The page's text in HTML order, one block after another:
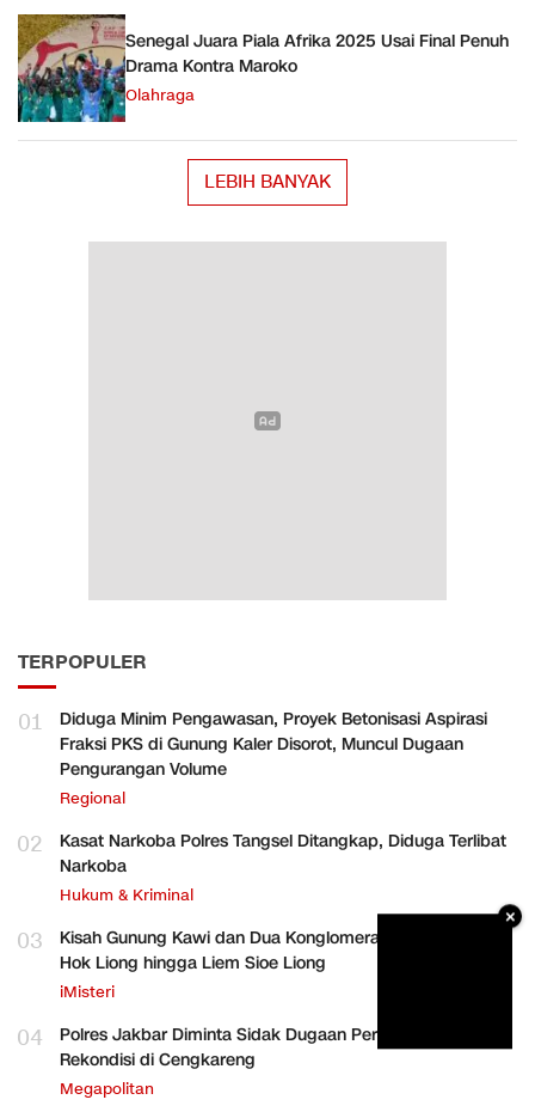
Senegal Juara Piala Afrika 2025 Usai Final Penuh
Drama Kontra Maroko
Olahraga
LEBIH BANYAK
TERPOPULER
01
Diduga Minim Pengawasan, Proyek Betonisasi Aspirasi
Fraksi PKS di Gunung Kaler Disorot, Muncul Dugaan
Pengurangan Volume
Regional
02
Kasat Narkoba Polres Tangsel Ditangkap, Diduga Terlibat
Narkoba
Hukum & Kriminal
03
Kisah Gunung Kawi dan Dua Konglomerat Indonesia Ong
Hok Liong hingga Liem Sioe Liong
iMisteri
04
Polres Jakbar Diminta Sidak Dugaan Perakitan HP
Rekondisi di Cengkareng
Megapolitan
×